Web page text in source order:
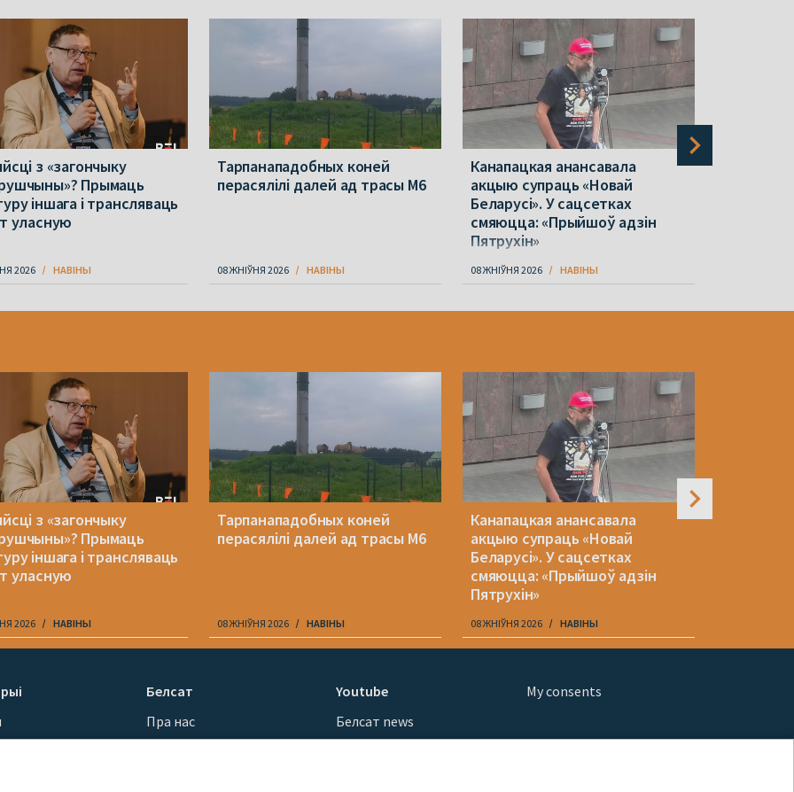
з «загончыку
Прымаць
іншага і трансляваць
уласную
2026 НАВІНЫ
Тарпанападобных коней
перасялілі далей ад трасы М6
08 ЖНІЎНЯ 2026 НАВІНЫ
Канапацкая анансавала
акцыю супраць «Новай
Беларусі». У сацсетках
смяюцца: «Прыйшоў адзін
Пятрухін»
08 ЖНІЎНЯ 2026 НАВІНЫ
з «загончыку
Прымаць
іншага і трансляваць
уласную
2026 НАВІНЫ
Тарпанападобных коней
перасялілі далей ад трасы М6
08 ЖНІЎНЯ 2026 НАВІНЫ
Канапацкая анансавала
акцыю супраць «Новай
Беларусі». У сацсетках
смяюцца: «Прыйшоў адзін
Пятрухін»
08 ЖНІЎНЯ 2026 НАВІНЫ
Белсат
Пра нас
Кантакты
Youtube
Белсат news
Белсат Shorts
My consents